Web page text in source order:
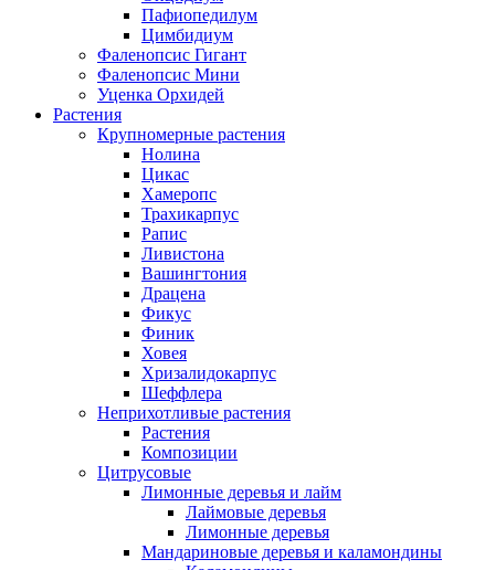
Пафиопедилум
Цимбидиум
Фаленопсис Гигант
Фаленопсис Мини
Уценка Орхидей
Растения
Крупномерные растения
Нолина
Цикас
Хамеропс
Трахикарпус
Рапис
Ливистона
Вашингтония
Драцена
Фикус
Финик
Ховея
Хризалидокарпус
Шеффлера
Неприхотливые растения
Растения
Композиции
Цитрусовые
Лимонные деревья и лайм
Лаймовые деревья
Лимонные деревья
Мандариновые деревья и каламондины